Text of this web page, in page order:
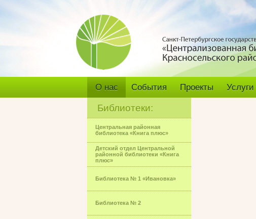
О нас События Проекты Услуги
Библиотеки:
Центральная районная
библиотека «Книга плюс»
Детский отдел Центральной
районной библиотеки «Книга
плюс»
Библиотека № 1 «Ивановка»
Библиотека № 2